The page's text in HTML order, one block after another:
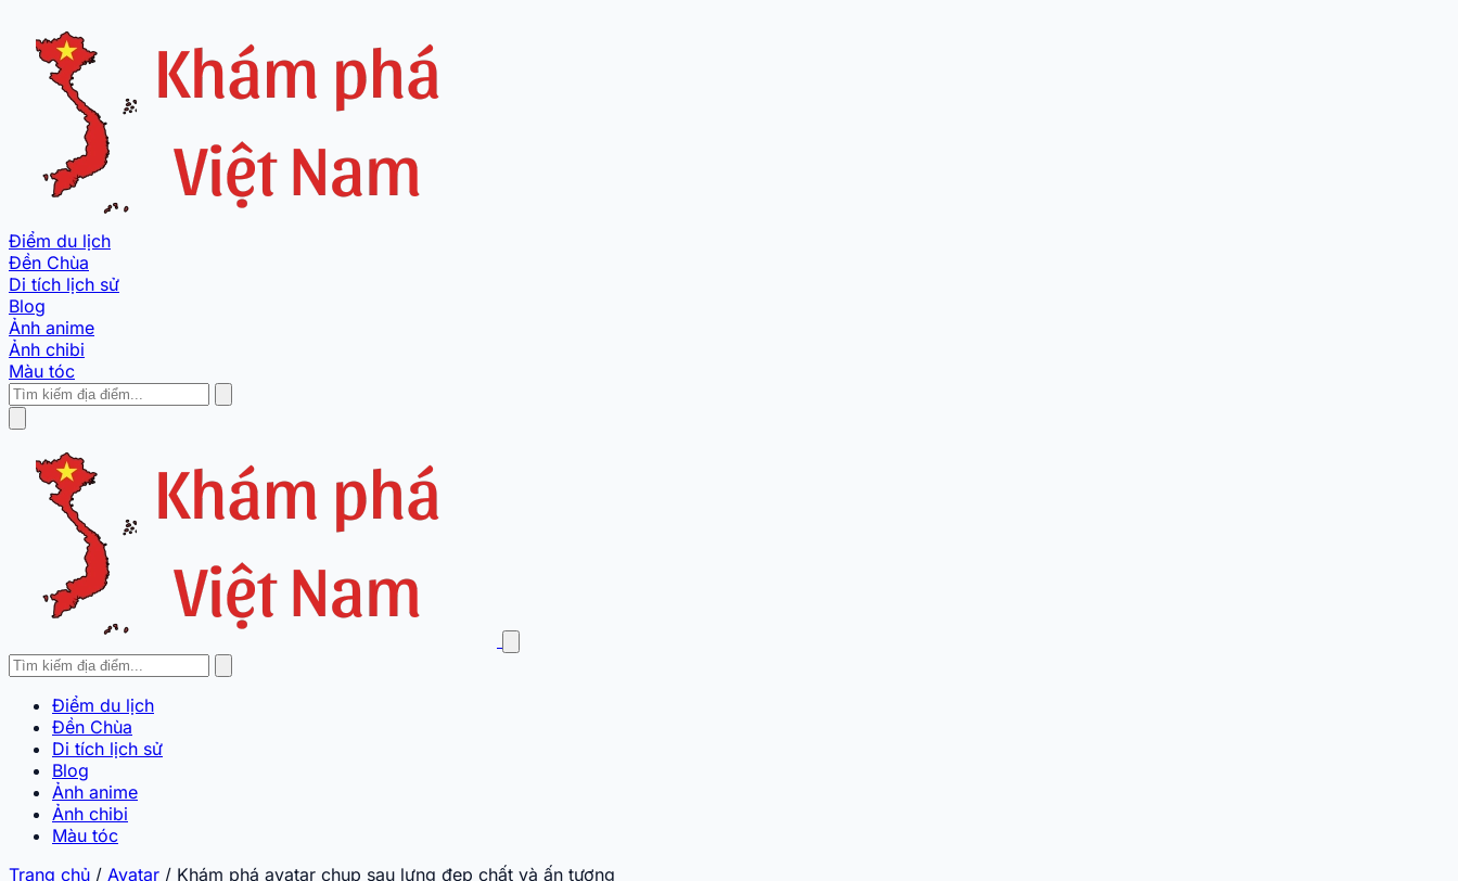
Điểm du lịch
Đền Chùa
Di tích lịch sử
Blog
Ảnh anime
Ảnh chibi
Màu tóc
Điểm du lịch
Đền Chùa
Di tích lịch sử
Blog
Ảnh anime
Ảnh chibi
Màu tóc
Trang chủ / Avatar / Khám phá avatar chụp sau lưng đẹp chất và ấn tượng